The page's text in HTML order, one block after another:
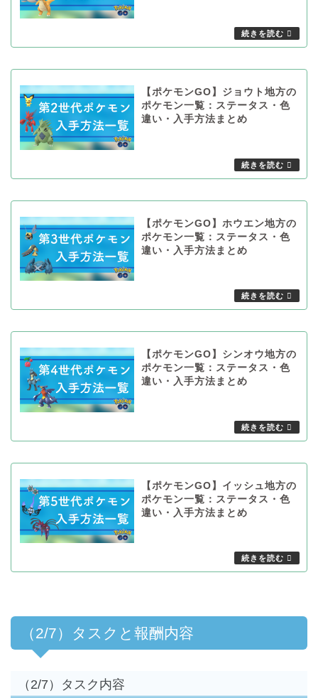
【ポケモンGO】ジョウト地方の
ポケモン一覧：ステータス・色
違い・入手方法まとめ
【ポケモンGO】ホウエン地方の
ポケモン一覧：ステータス・色
違い・入手方法まとめ
【ポケモンGO】シンオウ地方の
ポケモン一覧：ステータス・色
違い・入手方法まとめ
【ポケモンGO】イッシュ地方の
ポケモン一覧：ステータス・色
違い・入手方法まとめ
（2/7）タスクと報酬内容
（2/7）タスク内容